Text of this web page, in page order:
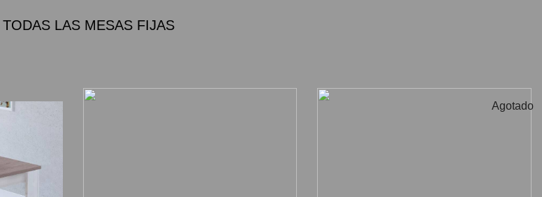
LAS MESAS FIJAS
Agotado